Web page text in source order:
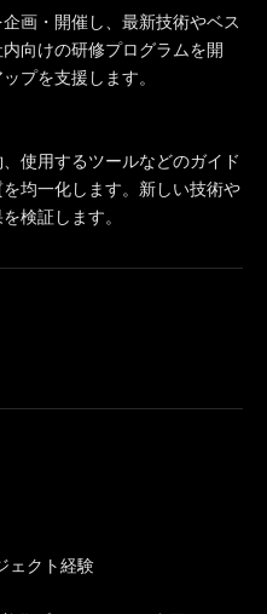
画・開催し、最新技術やベス
向けの研修プログラムを開
プを支援します。
使用するツールなどのガイド
均一化します。新しい技術や
検証します。
ェクト経験